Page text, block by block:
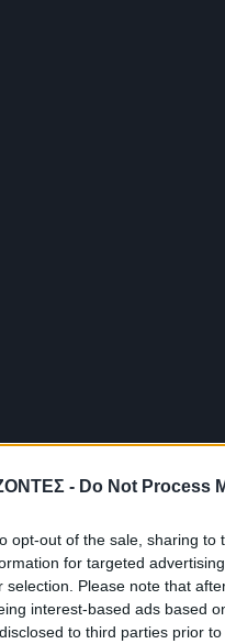
- Do Not Process
opt-out of the sale, sharing
for targeted
selection. Please note that
interest-based ads based
to third parties prior